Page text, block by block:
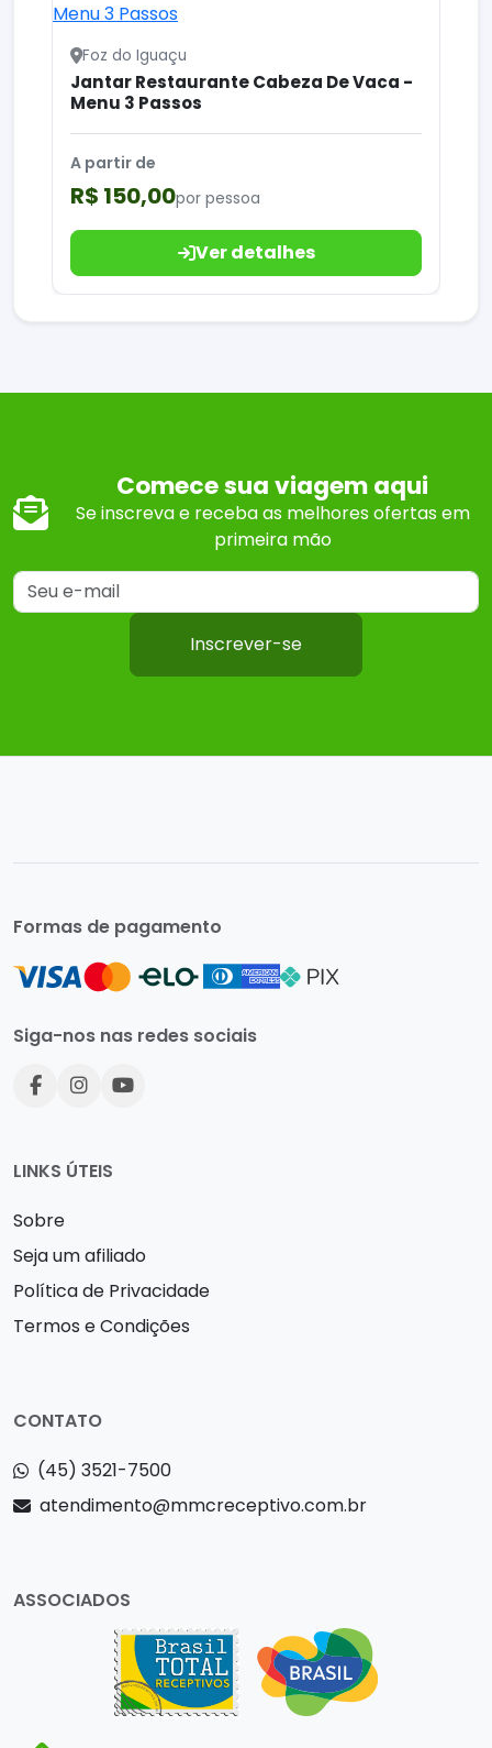
Foz do Iguaçu
Jantar Restaurante Cabeza De Vaca -
Menu 3 Passos
A partir de
R$ 150,00por pessoa
Ver detalhes
Comece sua viagem aqui
Se inscreva e receba as melhores ofertas em
primeira mão
Inscrever-se
Formas de pagamento
Siga-nos nas redes sociais
LINKS ÚTEIS
Sobre
Seja um afiliado
Política de Privacidade
Termos e Condições
CONTATO
(45) 3521-7500
atendimento@mmcreceptivo.com.br
ASSOCIADOS